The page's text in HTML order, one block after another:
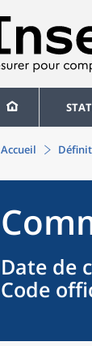
Accueil
Date de
Code